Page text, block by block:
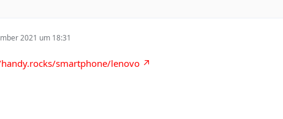
2021 um 18:31
smartphone/lenovo